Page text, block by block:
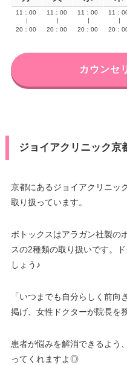
11：00
20：00
11：00
20：00
11：00
20：00
11：
20：
カウンセ
ジョイアクリニック京
京都にあるジョイアクリニッ
取り扱っています。
ボトックスはアラガン社製の
スの2種類の取り扱いです。
しょう♪
「いつまでも自分らしく前
掲げ、女性ドクターが院長を
患者が悩みを解消できるよう
ってくれますよ◎